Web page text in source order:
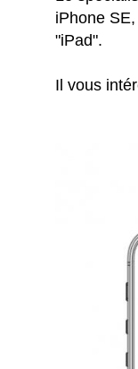
iPhone
"iPad".
Il vous